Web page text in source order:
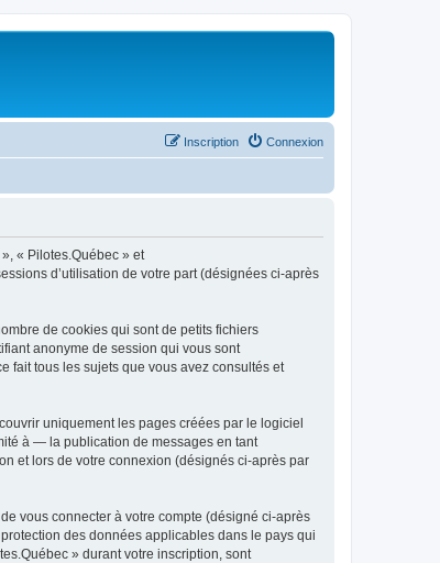
Connexion
Inscription
« Pilotes.Québec » et
d’utilisation de votre part (désignées ci-après
de cookies qui sont de petits fichiers
anonyme de session qui vous sont
fait tous les sujets que vous avez consultés et
uniquement les pages créées par le logiciel
à — la publication de messages en tant
et lors de votre connexion (désignés ci-après par
vous connecter à votre compte (désigné ci-après
des données applicables dans le pays qui
» durant votre inscription, sont